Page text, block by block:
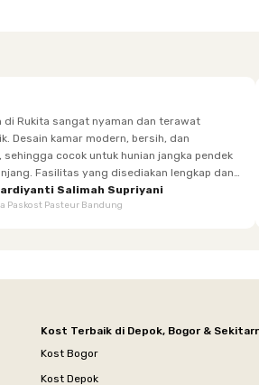
di Rukita sangat nyaman dan terawat
lengkap dan
dari furnitur,
area bersama, hingga akses yang mudah.
Salimah Supriyani
Paskost Pasteur Bandung
Kost Terbaik di Depok, Bogor &
Kost Bogor
Kost Depok